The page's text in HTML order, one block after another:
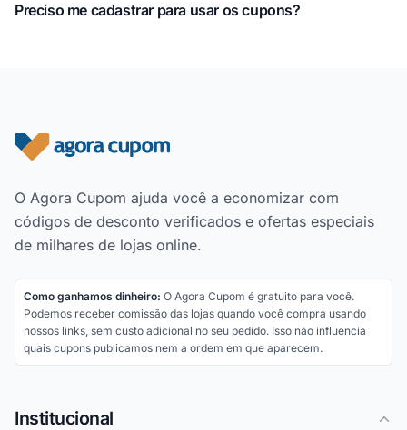
Preciso me cadastrar para usar os cupons?
Rodapé do site
O Agora Cupom ajuda você a economizar com
códigos de desconto verificados e ofertas especiais
de milhares de lojas online.
Como ganhamos dinheiro: O Agora Cupom é gratuito para você.
Podemos receber comissão das lojas quando você compra usando
nossos links, sem custo adicional no seu pedido. Isso não influencia
quais cupons publicamos nem a ordem em que aparecem.
Institucional